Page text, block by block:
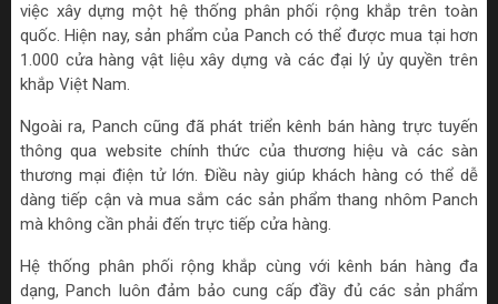
việc xây dựng một hệ thống phân phối rộng khắp trên toàn
quốc. Hiện nay, sản phẩm của Panch có thể được mua tại hơn
1.000 cửa hàng vật liệu xây dựng và các đại lý ủy quyền trên
khắp Việt Nam.
Ngoài ra, Panch cũng đã phát triển kênh bán hàng trực tuyến
thông qua website chính thức của thương hiệu và các sàn
thương mại điện tử lớn. Điều này giúp khách hàng có thể dễ
dàng tiếp cận và mua sắm các sản phẩm thang nhôm Panch
mà không cần phải đến trực tiếp cửa hàng.
Hệ thống phân phối rộng khắp cùng với kênh bán hàng đa
dạng, Panch luôn đảm bảo cung cấp đầy đủ các sản phẩm